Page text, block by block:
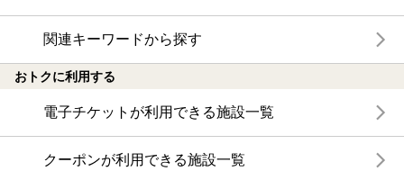
関連キーワードから探す
おトクに利用する
電子チケットが利用できる施設一覧
クーポンが利用できる施設一覧